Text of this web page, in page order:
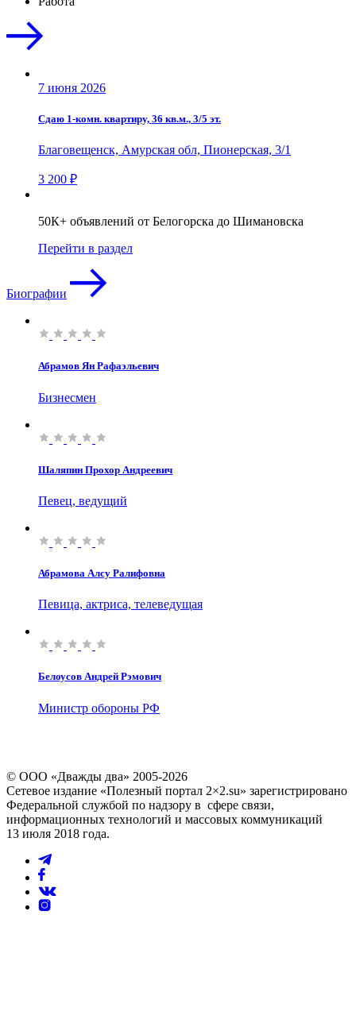
7 июня 2026
Сдаю 1-комн. квартиру, 36 кв.м., 3/5 эт.
Благовещенск, Амурская обл, Пионерская, 3/1
3 200 ₽
50К+ объявлений от Белогорска до Шимановска
Перейти в раздел
Биографии
Абрамов Ян Рафаэльевич
Бизнесмен
Шаляпин Прохор Андреевич
Певец, ведущий
Абрамова Алсу Ралифовна
Певица, актриса, телеведущая
Белоусов Андрей Рэмович
Министр обороны РФ
© ООО «Дважды два» 2005-2026
Сетевое издание «Полезный портал 2×2.su» зарегистрировано
Федеральной службой по надзору в сфере связи,
информационных технологий и массовых коммуникаций
13 июля 2018 года.